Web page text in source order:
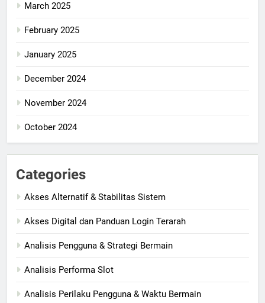
March 2025
February 2025
January 2025
December 2024
November 2024
October 2024
Categories
Akses Alternatif & Stabilitas Sistem
Akses Digital dan Panduan Login Terarah
Analisis Pengguna & Strategi Bermain
Analisis Performa Slot
Analisis Perilaku Pengguna & Waktu Bermain